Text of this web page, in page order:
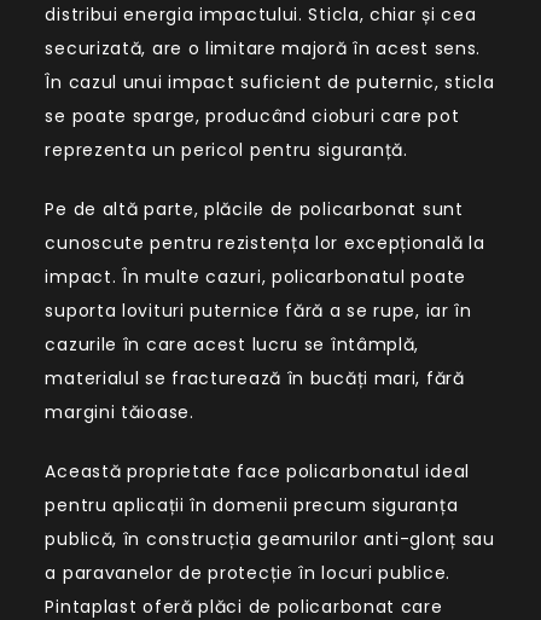
distribui energia impactului. Sticla, chiar și cea
securizată, are o limitare majoră în acest sens.
În cazul unui impact suficient de puternic, sticla
se poate sparge, producând cioburi care pot
reprezenta un pericol pentru siguranță.
Pe de altă parte, plăcile de policarbonat sunt
cunoscute pentru rezistența lor excepțională la
impact. În multe cazuri, policarbonatul poate
suporta lovituri puternice fără a se rupe, iar în
cazurile în care acest lucru se întâmplă,
materialul se fracturează în bucăți mari, fără
margini tăioase.
Această proprietate face policarbonatul ideal
pentru aplicații în domenii precum siguranța
publică, în construcția geamurilor anti-glonț sau
a paravanelor de protecție în locuri publice.
Pintaplast oferă plăci de policarbonat care